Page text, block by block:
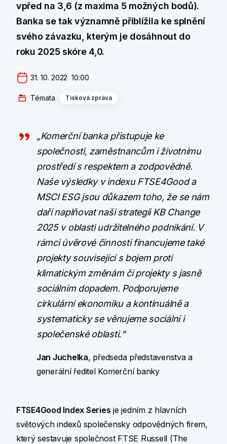
vpřed na 3,6 (z maxima 5 možných bodů).
Banka se tak významně přiblížila ke splnění
svého závazku, kterým je dosáhnout do
roku 2025 skóre 4,0.
31. 10. 2022  10:00
Témata Tisková zpráva
„Komerční banka přistupuje ke
společnosti, zaměstnancům i životnímu
prostředí s respektem a zodpovědně.
Naše výsledky v indexu FTSE4Good a
MSCI ESG jsou důkazem toho, že se nám
daří naplňovat naši strategii KB Change
2025 v oblasti udržitelného podnikání. V
rámci úvěrové činnosti financujeme také
projekty související s bojem proti
klimatickým změnám či projekty s jasně
sociálním dopadem. Podporujeme
cirkulární ekonomiku a kontinuálně a
systematicky se věnujeme sociální i
společenské oblasti.“
Jan Juchelka, předseda představenstva a
generální ředitel Komerční banky
FTSE4Good Index Series je jedním z hlavních
světových indexů společensky odpovědných firem,
který sestavuje společnost FTSE Russell (The